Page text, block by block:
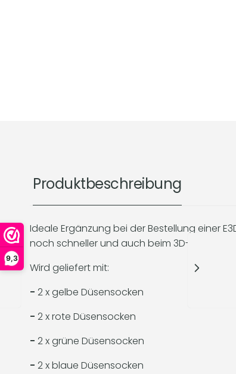
9,3
Produktbeschreibung
Ideale Ergänzung bei der Bestellung einer
noch schneller und auch beim 3D-Druck
Wird geliefert mit:
- 2 x gelbe Düsensocken
- 2 x rote Düsensocken
- 2 x grüne Düsensocken
- 2 x blaue Düsensocken